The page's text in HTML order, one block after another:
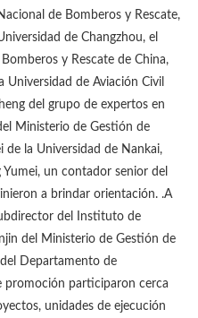
de Bomberos y Rescate,
de Changzhou, el
y Rescate de China,
Universidad de Aviación Civil
del grupo de expertos en
Ministerio de Gestión de
de la Universidad de Nankai,
un contador senior del
a brindar orientación. .A
del Instituto de
del Ministerio de Gestión de
Departamento de
promoción participaron cerca
unidades de ejecución